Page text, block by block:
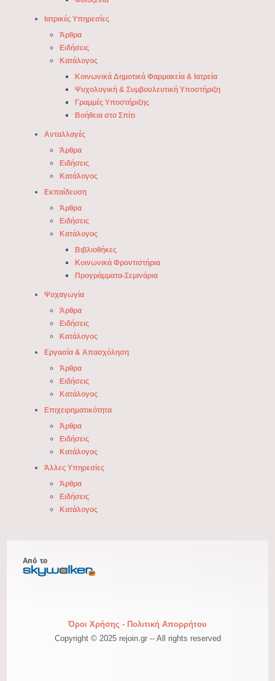
Ιατρικές Υπηρεσίες
Άρθρα
Ειδήσεις
Κατάλογος
Κοινωνικά Δημοτικά Φαρμακεία & Ιατρεία
Ψυχολογική & Συμβουλευτική Υποστήριξη
Γραμμές Υποστήριξης
Βοήθεια στο Σπίτι
Ανταλλαγές
Άρθρα
Ειδήσεις
Κατάλογος
Εκπαίδευση
Άρθρα
Ειδήσεις
Κατάλογος
Βιβλιοθήκες
Κοινωνικά Φροντιστήρια
Προγράμματα-Σεμινάρια
Ψυχαγωγία
Άρθρα
Ειδήσεις
Κατάλογος
Εργασία & Απασχόληση
Άρθρα
Ειδήσεις
Κατάλογος
Επιχειρηματικότητα
Άρθρα
Ειδήσεις
Κατάλογος
Άλλες Υπηρεσίες
Άρθρα
Ειδήσεις
Κατάλογος
Όροι Χρήσης - Πολιτική Απορρήτου
Copyright © 2025 rejoin.gr -- All rights reserved